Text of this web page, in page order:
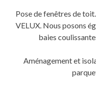
Pose de fenêtres de
VELUX. Nous posons
baies
Aménagement et